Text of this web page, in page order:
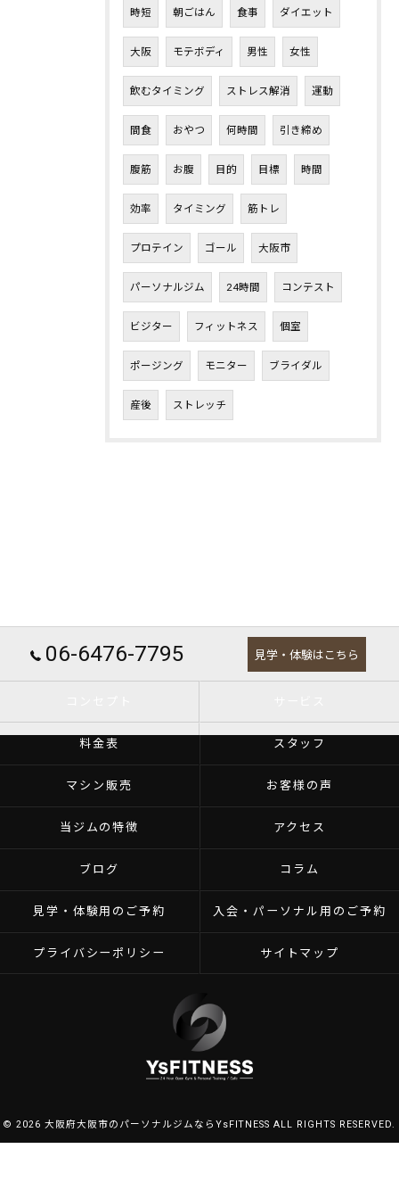
時短 朝ごはん 食事 ダイエット
大阪 モテボディ 男性 女性
飲むタイミング ストレス解消 運動
間食 おやつ 何時間 引き締め
腹筋 お腹 目的 目標 時間
効率 タイミング 筋トレ
プロテイン ゴール 大阪市
パーソナルジム 24時間 コンテスト
ビジター フィットネス 個室
ポージング モニター ブライダル
産後 ストレッチ
06-6476-7795 見学・体験はこちら
料金表 スタッフ
マシン販売 お客様の声
当ジムの特徴 アクセス
ブログ コラム
見学・体験用のご予約 入会・パーソナル用のご予約
プライバシーポリシー サイトマップ
© 2026 大阪府大阪市のパーソナルジムならYsFITNESS ALL RIGHTS RESERVED.